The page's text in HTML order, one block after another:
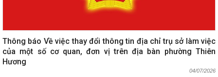
Thông báo Về việc thay đổi thông tin địa chỉ trụ sở làm việc
của một số cơ quan, đơn vị trên địa bàn phường Thiên
Hương
04/07/2026